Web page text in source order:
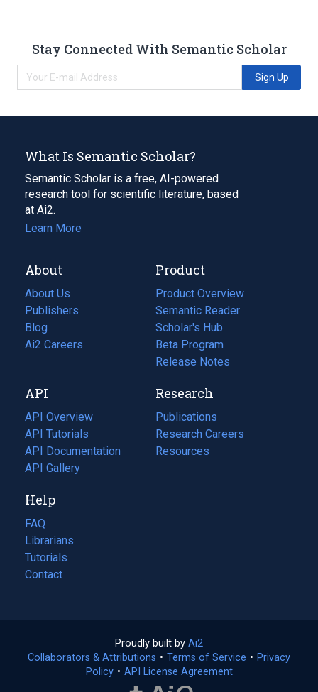
Stay Connected With Semantic Scholar
Sign Up
What Is Semantic Scholar?
Semantic Scholar is a free, AI-powered
research tool for scientific literature, based
at Ai2.
Learn More
About
About Us
Publishers
Blog
(opens
in
tab)
Ai2 Careers
(opens
new
tab)
Product
Product Overview
Semantic Reader
Scholar's Hub
Beta Program
Release Notes
API
API Overview
API Tutorials
API Documentation
(opens
in
new
tab)
API Gallery
Research
Publications
(opens
in
a
Research Careers
(opens
in
Resources
(opens
Help
FAQ
Librarians
Tutorials
Contact
Proudly built by Ai2
in
a
Collaborators & Attributions • Terms of Service (opens
• Privacy
Policy(opens
• API License Agreement